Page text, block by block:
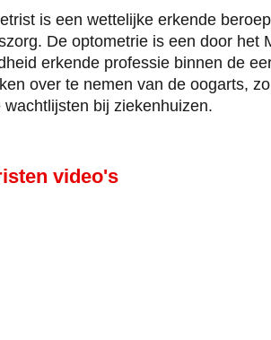
is een wettelijke erkende
De optometrie is een door het
erkende professie binnen de
over te nemen van de oogarts,
wachtlijsten bij ziekenhuizen.
video's